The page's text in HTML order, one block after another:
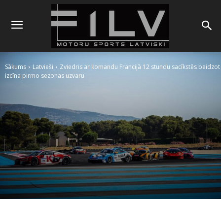
Sākums Latvieši
Zviedris ar komandu Francijā 12 stundu sacīkstēs beidzot
izcīna pirmo sezonas uzvaru